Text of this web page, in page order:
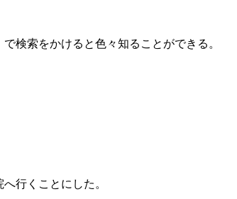
検索をかけると色々知ることができる。
行くことにした。